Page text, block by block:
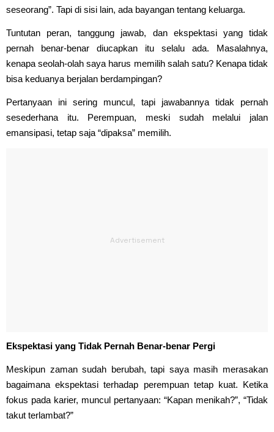
seseorang”. Tapi di sisi lain, ada bayangan tentang keluarga.
Tuntutan peran, tanggung jawab, dan ekspektasi yang tidak
pernah benar-benar diucapkan itu selalu ada. Masalahnya,
kenapa seolah-olah saya harus memilih salah satu? Kenapa tidak
bisa keduanya berjalan berdampingan?
Pertanyaan ini sering muncul, tapi jawabannya tidak pernah
sesederhana itu. Perempuan, meski sudah melalui jalan
emansipasi, tetap saja “dipaksa” memilih.
Ekspektasi yang Tidak Pernah Benar-benar Pergi
Meskipun zaman sudah berubah, tapi saya masih merasakan
bagaimana ekspektasi terhadap perempuan tetap kuat. Ketika
fokus pada karier, muncul pertanyaan: “Kapan menikah?”, “Tidak
takut terlambat?”